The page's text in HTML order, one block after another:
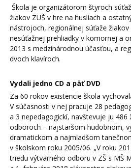
Škola je organizátorom štyroch
žiakov ZUŠ v hre na husliach a
nástrojoch, regionálnej súťaže žiakov
nesúťažnej prehliadky v komornej a
2013 s medzinárodnou účasťou, a
dvoch klavíroch.
Vydali jedno CD a päť DVD
Za 60 rokov existencie škola
V súčasnosti v nej pracuje 28
a 3 nepedagogickí, navštevuje ju 486
odboroch – najstaršom hudobnom,
dramatickom a najmladšom
v školskom roku 2005/06. „V roku
triedu výtvarného odboru v ZŠ s MŠ